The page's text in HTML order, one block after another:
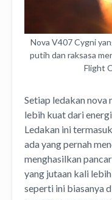
Nova V407 Cygni
putih dan raksasa
Flight
Setiap ledakan nova
lebih kuat dari
Ledakan ini
ada yang pernah
menghasilkan
yang jutaan kali
seperti ini biasanya